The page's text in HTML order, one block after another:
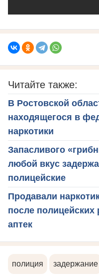
Читайте также:
В Ростовской
находящегося в
наркотики
Запасливого
любой вкус
полицейские
Продавали
после
аптек
полиция задержание